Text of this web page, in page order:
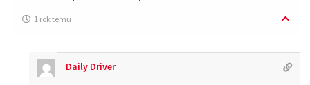
1 rok temu
Daily Driver